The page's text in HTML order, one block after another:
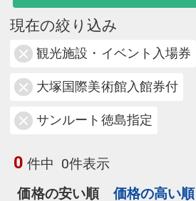
現在の絞り込み
観光施設・イベント入場券
大塚国際美術館入館券付
サンルート徳島指定
0 件中 0件表示
価格の安い順
価格の高い順